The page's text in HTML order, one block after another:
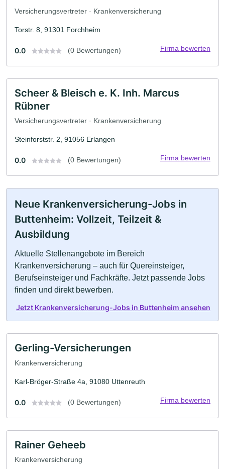
Versicherungsvertreter · Krankenversicherung
Torstr. 8, 91301 Forchheim
0.0 (0 Bewertungen) Firma bewerten
Scheer & Bleisch e. K. Inh. Marcus
Rübner
Versicherungsvertreter · Krankenversicherung
Steinforststr. 2, 91056 Erlangen
0.0 (0 Bewertungen) Firma bewerten
Neue Krankenversicherung-Jobs in
Buttenheim: Vollzeit, Teilzeit &
Ausbildung
Aktuelle Stellenangebote im Bereich
Krankenversicherung – auch für Quereinsteiger,
Berufseinsteiger und Fachkräfte. Jetzt passende Jobs
finden und direkt bewerben.
Jetzt Krankenversicherung-Jobs in Buttenheim ansehen
Gerling-Versicherungen
Krankenversicherung
Karl-Bröger-Straße 4a, 91080 Uttenreuth
0.0 (0 Bewertungen) Firma bewerten
Rainer Geheeb
Krankenversicherung